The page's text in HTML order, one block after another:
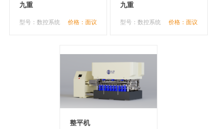
九重
型号：数控系统 价格：面议
九重
型号：数控系统 价格：面议
整平机